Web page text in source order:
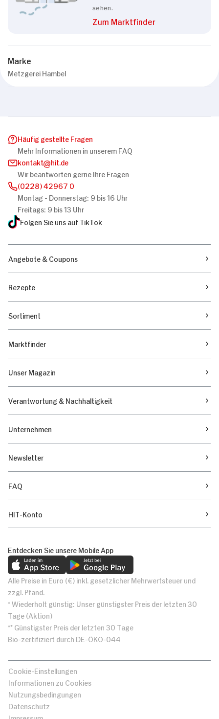
sehen.
Zum Marktfinder
Marke
Metzgerei Hambel
Häufig gestellte Fragen
Mehr Informationen in unserem FAQ
kontakt
hit.de
Wir beantworten gerne Ihre Fragen
(0228) 42967 0
Montag - Donnerstag: 9 bis 16 Uhr
Freitags: 9 bis 13 Uhr
Folgen Sie uns auf TikTok
Angebote & Coupons
Rezepte
Sortiment
Marktfinder
Unser Magazin
Verantwortung & Nachhaltigkeit
Unternehmen
Newsletter
FAQ
HIT-Konto
Entdecken Sie unsere Mobile App
Alle Preise in Euro (€) inkl. gesetzlicher Mehrwertsteuer und
zzgl. Pfand.
* Wiederholt günstig: Unser günstigster Preis der letzten 30
Tage (Aktion)
** Günstigster Preis der letzten 30 Tage
Bio-zertifiziert durch DE-ÖKO-044
Cookie-Einstellungen
Informationen zu Cookies
Nutzungsbedingungen
Datenschutz